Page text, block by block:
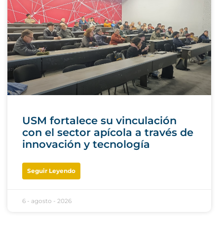
USM fortalece su vinculación
con el sector apícola a través de
innovación y tecnología
Seguir Leyendo
6 - agosto - 2026